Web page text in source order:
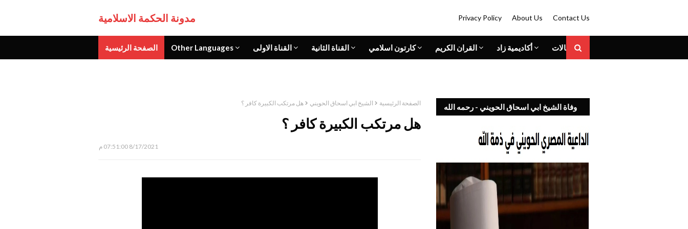
مدونة الحكمة الاسلامية Privacy Policy About Us Contact Us
الصفحة الرئيسية Other Languages القناة الاولى القناة الثانية كارتون اسلامي القران الكريم أكاديمية زاد المقالات
الصفحة الرئيسية الشيخ ابي اسحاق الحويني هل مرتكب الكبيرة كافر ؟
هل مرتكب الكبيرة كافر ؟
8/17/2021 07:51:00 م
وفاة الشيخ ابي اسحاق الحويني - رحمه الله